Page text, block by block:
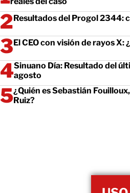
Resultados del Progol 2344:
El CEO con visión de rayos X:
Sinuano Día: Resultado del
agosto
¿Quién es Sebastián
Ruiz?